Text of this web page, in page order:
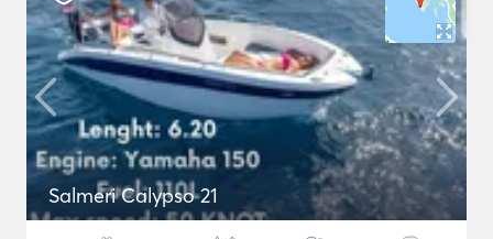
Salmeri Calypso 21